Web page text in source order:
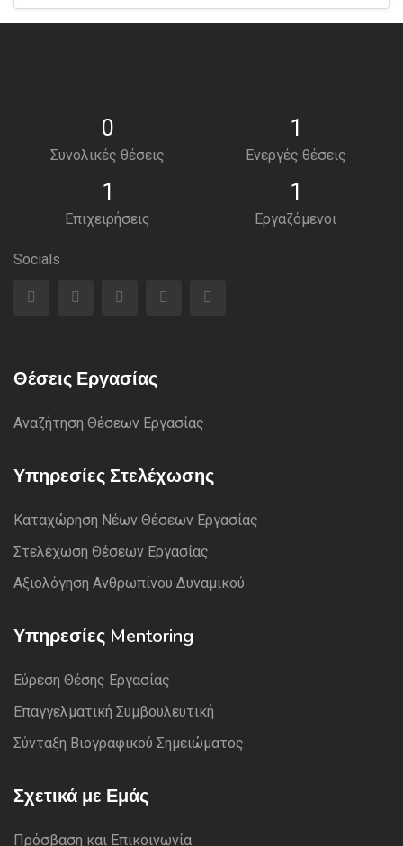
Συνολικές θέσεις
0
Ενεργές θέσεις
1
Επιχειρήσεις
1
Εργαζόμενοι
1
Socials
Θέσεις Εργασίας
Αναζήτηση Θέσεων Εργασίας
Υπηρεσίες Στελέχωσης
Καταχώρηση Νέων Θέσεων Εργασίας
Στελέχωση Θέσεων Εργασίας
Αξιολόγηση Ανθρωπίνου Δυναμικού
Υπηρεσίες Mentoring
Εύρεση Θέσης Εργασίας
Επαγγελματική Συμβουλευτική
Σύνταξη Βιογραφικού Σημειώματος
Σχετικά με Εμάς
Πρόσβαση και Επικοινωνία